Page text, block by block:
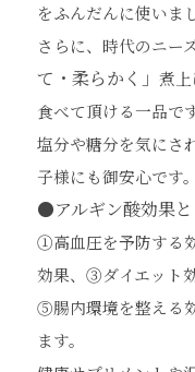
をふんだんに使いま
さらに、時代のニー
て・柔らかく」 煮
食べて頂ける一品です
塩分や糖分を気にさ
子様にも御安心です。
●アルギン酸効果と
①高血圧を予防する
効果、 ③ダイエット
⑤腸内環境を整える
ます。